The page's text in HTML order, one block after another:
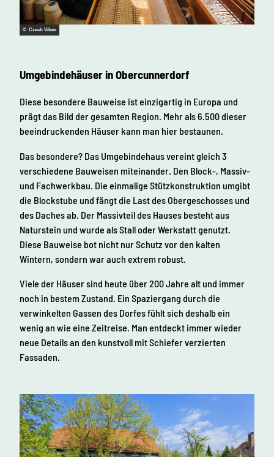
© Czech Vibes
Umgebindehäuser in Obercunnerdorf
Diese besondere Bauweise ist einzigartig in Europa und
prägt das Bild der gesamten Region. Mehr als 6.500 dieser
beeindruckenden Häuser kann man hier bestaunen.
Das besondere? Das Umgebindehaus vereint gleich 3
verschiedene Bauweisen miteinander. Den Block-, Massiv-
und Fachwerkbau. Die einmalige Stützkonstruktion umgibt
die Blockstube und fängt die Last des Obergeschosses und
des Daches ab. Der Massivteil des Hauses besteht aus
Naturstein und wurde als Stall oder Werkstatt genutzt.
Diese Bauweise bot nicht nur Schutz vor den kalten
Wintern, sondern war auch extrem robust.
Viele der Häuser sind heute über 200 Jahre alt und immer
noch in bestem Zustand. Ein Spaziergang durch die
verwinkelten Gassen des Dorfes fühlt sich deshalb ein
wenig an wie eine Zeitreise. Man entdeckt immer wieder
neue Details an den kunstvoll mit Schiefer verzierten
Fassaden.